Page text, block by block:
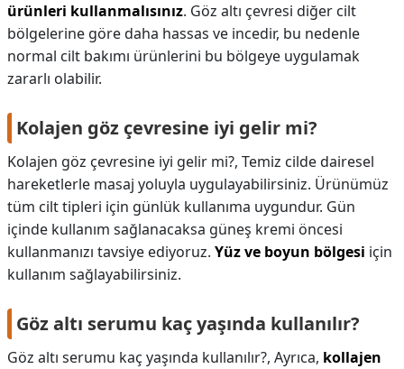
ürünleri kullanmalısınız. Göz altı çevresi diğer cilt
bölgelerine göre daha hassas ve incedir, bu nedenle
normal cilt bakımı ürünlerini bu bölgeye uygulamak
zararlı olabilir.
Kolajen göz çevresine iyi gelir mi?
Kolajen göz çevresine iyi gelir mi?, Temiz cilde dairesel
hareketlerle masaj yoluyla uygulayabilirsiniz. Ürünümüz
tüm cilt tipleri için günlük kullanıma uygundur. Gün
içinde kullanım sağlanacaksa güneş kremi öncesi
kullanmanızı tavsiye ediyoruz. Yüz ve boyun bölgesi için
kullanım sağlayabilirsiniz.
Göz altı serumu kaç yaşında kullanılır?
Göz altı serumu kaç yaşında kullanılır?, Ayrıca, kollajen